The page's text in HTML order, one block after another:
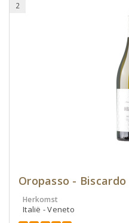
2
Oropasso - Biscardo
Herkomst
Italië - Veneto